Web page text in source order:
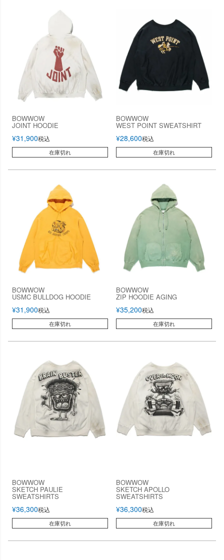
BOWWOW
JOINT HOODIE
¥31,900税込
在庫切れ
BOWWOW
WEST POINT SWEATSHIRT
¥28,600税込
在庫切れ
BOWWOW
USMC BULLDOG HOODIE
¥31,900税込
在庫切れ
BOWWOW
ZIP HOODIE AGING
¥35,200税込
在庫切れ
BOWWOW
SKETCH PAULIE
SWEATSHIRTS
¥36,300税込
在庫切れ
BOWWOW
SKETCH APOLLO
SWEATSHIRTS
¥36,300税込
在庫切れ